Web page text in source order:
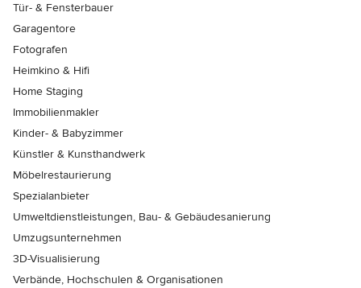
Tür- & Fensterbauer
Garagentore
Fotografen
Heimkino & Hifi
Home Staging
Immobilienmakler
Kinder- & Babyzimmer
Künstler & Kunsthandwerk
Möbelrestaurierung
Spezialanbieter
Umweltdienstleistungen, Bau- & Gebäudesanierung
Umzugsunternehmen
3D-Visualisierung
Verbände, Hochschulen & Organisationen